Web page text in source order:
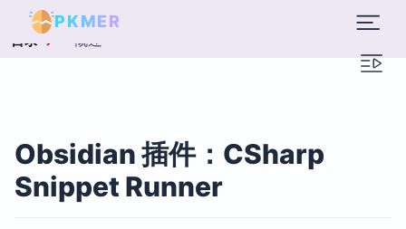
PKMER
目录 概述
Obsidian 插件：CSharp
Snippet Runner